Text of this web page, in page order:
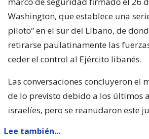
Washington, que establece una
piloto” en el sur del Líbano, de
retirarse paulatinamente las
ceder el control al Ejército libanés.
Las conversaciones concluyeron el
de lo previsto debido a los últimos
israelíes, pero se reanudaron este
Lee también...